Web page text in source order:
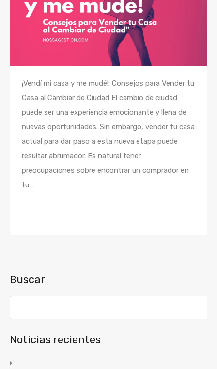
¡Vendí mi casa y me mudé!: Consejos para Vender tu
Casa al Cambiar de Ciudad El cambio de ciudad
puede ser una experiencia emocionante y llena de
nuevas oportunidades. Sin embargo, vender tu casa
actual para dar paso a esta nueva etapa puede
resultar abrumador. Es natural tener
preocupaciones sobre encontrar un comprador en
tu…
Buscar
Noticias recientes